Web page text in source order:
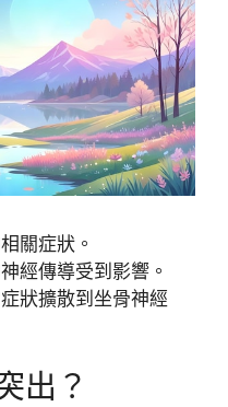
關症狀。
經傳導受到影響。
狀擴散到坐骨神經
出？